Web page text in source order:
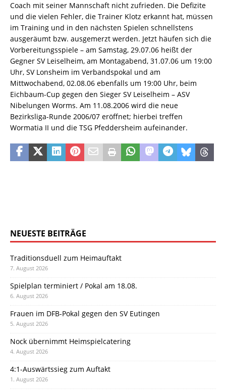
Coach mit seiner Mannschaft nicht zufrieden. Die Defizite
und die vielen Fehler, die Trainer Klotz erkannt hat, müssen
im Training und in den nächsten Spielen schnellstens
ausgeräumt bzw. ausgemerzt werden. Jetzt häufen sich die
Vorbereitungsspiele – am Samstag, 29.07.06 heißt der
Gegner SV Leiselheim, am Montagabend, 31.07.06 um 19:00
Uhr, SV Lonsheim im Verbandspokal und am
Mittwochabend, 02.08.06 ebenfalls um 19:00 Uhr, beim
Eichbaum-Cup gegen den Sieger SV Leiselheim – ASV
Nibelungen Worms. Am 11.08.2006 wird die neue
Bezirksliga-Runde 2006/07 eröffnet; hierbei treffen
Wormatia II und die TSG Pfeddersheim aufeinander.
NEUESTE BEITRÄGE
Traditionsduell zum Heimauftakt
7. August 2026
Spielplan terminiert / Pokal am 18.08.
6. August 2026
Frauen im DFB-Pokal gegen den SV Eutingen
5. August 2026
Nock übernimmt Heimspielcatering
4. August 2026
4:1-Auswärtssieg zum Auftakt
1. August 2026